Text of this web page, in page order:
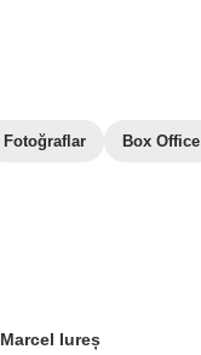
Fotoğraflar Box Office
Marcel Iureș